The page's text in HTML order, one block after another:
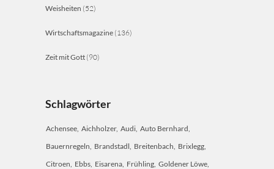
Weisheiten (52)
Wirtschaftsmagazine (136)
Zeit mit Gott (90)
Schlagwörter
Achensee Aichholzer Audi Auto Bernhard
Bauernregeln Brandstadl Breitenbach Brixlegg
Citroen Ebbs Eisarena Frühling Goldener Löwe